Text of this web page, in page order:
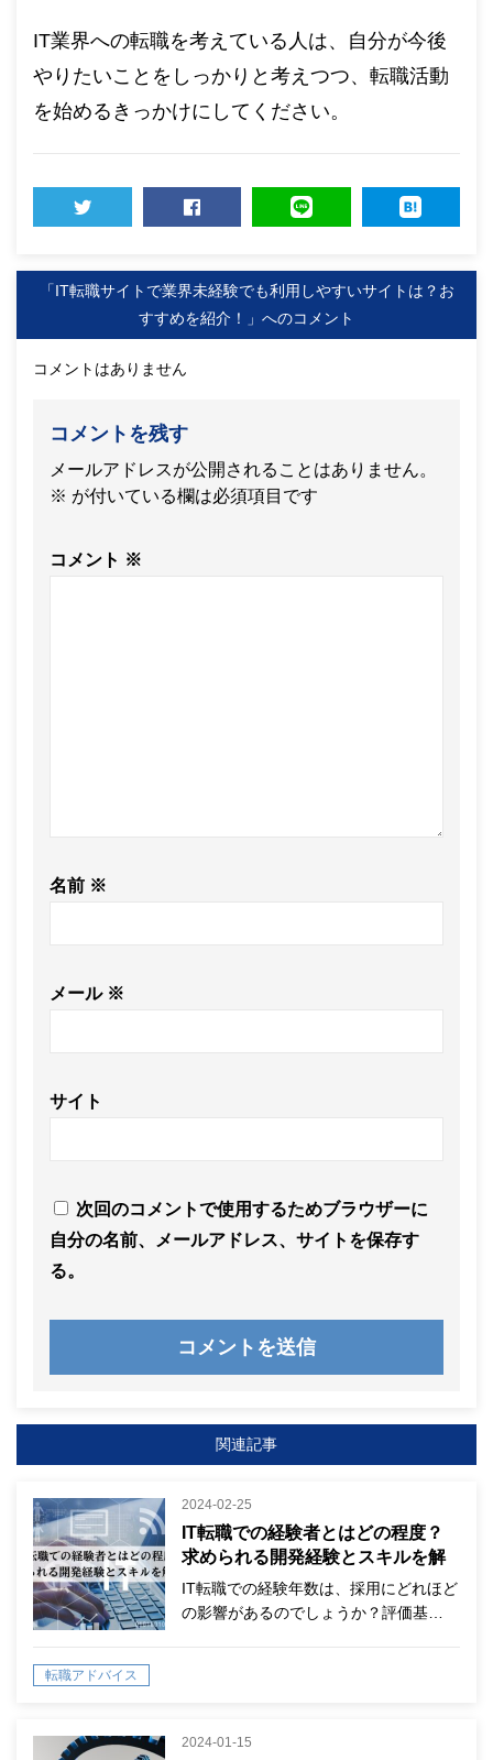
IT業界への転職を考えている人は、自分が今後
やりたいことをしっかりと考えつつ、転職活動
を始めるきっかけにしてください。
「IT転職サイトで業界未経験でも利用しやすいサイトは？お
すすめを紹介！」へのコメント
コメントはありません
コメントを残す
メールアドレスが公開されることはありません。
※ が付いている欄は必須項目です
コメント ※
名前 ※
メール ※
サイト
次回のコメントで使用するためブラウザーに
自分の名前、メールアドレス、サイトを保存す
る。
関連記事
2024-02-25
IT転職での経験者とはどの程度？
求められる開発経験とスキルを解
説！
IT転職での経験年数は、採用にどれほど
の影響があるのでしょうか？評価基…
転職アドバイス
2024-01-15